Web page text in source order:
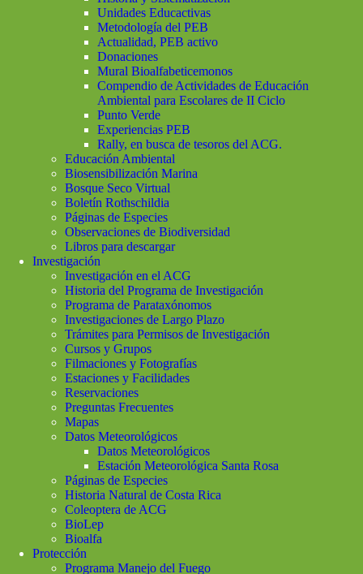
Unidades Educactivas
Metodología del PEB
Actualidad, PEB activo
Donaciones
Mural Bioalfabeticemonos
Compendio de Actividades de Educación
Ambiental para Escolares de II Ciclo
Punto Verde
Experiencias PEB
Rally, en busca de tesoros del ACG.
Educación Ambiental
Biosensibilización Marina
Bosque Seco Virtual
Boletín Rothschildia
Páginas de Especies
Observaciones de Biodiversidad
Libros para descargar
Investigación
Investigación en el ACG
Historia del Programa de Investigación
Programa de Parataxónomos
Investigaciones de Largo Plazo
Trámites para Permisos de Investigación
Cursos y Grupos
Filmaciones y Fotografías
Estaciones y Facilidades
Reservaciones
Preguntas Frecuentes
Mapas
Datos Meteorológicos
Datos Meteorológicos
Estación Meteorológica Santa Rosa
Páginas de Especies
Historia Natural de Costa Rica
Coleoptera de ACG
BioLep
Bioalfa
Protección
Programa Manejo del Fuego